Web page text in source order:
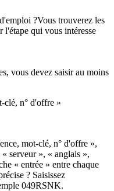
?Vous trouverez les
l'étape qui vous intéresse
vous devez saisir au moins
clé, n° d'offre »
mot-clé, n° d'offre »,
serveur », « anglais »,
« entrée » entre chaque
? Saisissez
049RSNK.